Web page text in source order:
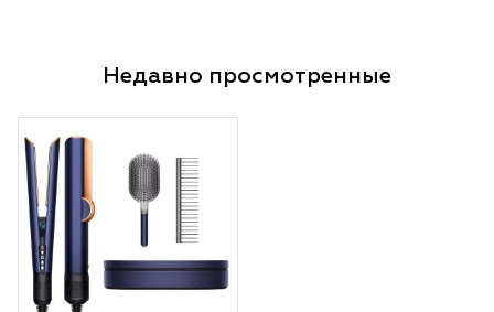
Недавно просмотренные